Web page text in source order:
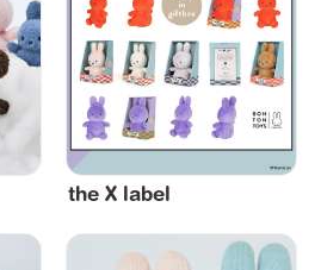
the X label